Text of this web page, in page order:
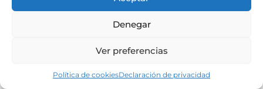
Denegar
Ver preferencias
Política de cookiesDeclaración de privacidad